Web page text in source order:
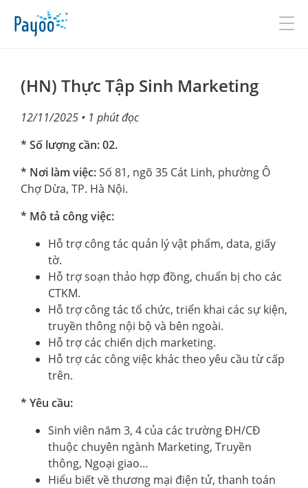
GIỚI THIỆU
SẢN PHẨM & DỊCH VỤ
TIN TỨC
ĐỐI TÁC
TUYỂN DỤNG
LIÊN HỆ
(HN) Thực Tập Sinh Marketing
12/11/2025 • 1 phút đọc
* Số lượng cần: 02.
* Nơi làm việc:Số 81, ngõ 35 Cát Linh, phường Ô
Chợ Dừa, TP. Hà Nội.
* Mô tả công việc:
Hỗ trợ công tác quản lý vật phẩm, data, giấy
tờ.
Hỗ trợ soạn thảo hợp đồng, chuẩn bị cho các
CTKM.
Hỗ trợ công tác tổ chức, triển khai các sự kiện,
truyền thông nội bộ và bên ngoài.
Hỗ trợ các chiến dịch marketing.
Hỗ trợ các công việc khác theo yêu cầu từ cấp
trên.
* Yêu cầu:
Sinh viên năm 3, 4 của các trường ĐH/CĐ
thuộc chuyên ngành Marketing, Truyền
thông, Ngoại giao…
Hiểu biết về thương mại điện tử, thanh toán